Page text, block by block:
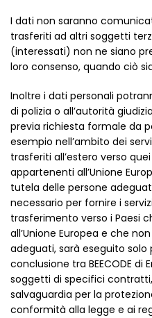
I dati non saranno
trasferiti ad altri soggetti
(interessati) non ne siano
loro consenso, quando ciò
Inoltre i dati personali
di polizia o all’autorità
previa richiesta formale da
esempio nell’ambito dei
trasferiti all’estero verso
appartenenti all’Unione
tutela delle persone
necessario per fornire i
trasferimento verso i Paesi
all’Unione Europea e che
adeguati, sarà eseguito solo
conclusione tra BEECODE
soggetti di specifici
salvaguardia per la
conformità alla legge e ai